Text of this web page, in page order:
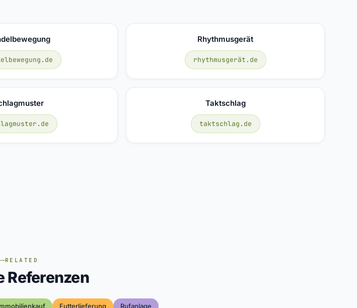
Rhythmusgerät
rhythmusgerät.de
Taktschlag
taktschlag.de
RELATED
Referenzen
Futterlieferung Rufanlage